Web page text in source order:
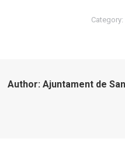
Category:
Author: Ajuntament de